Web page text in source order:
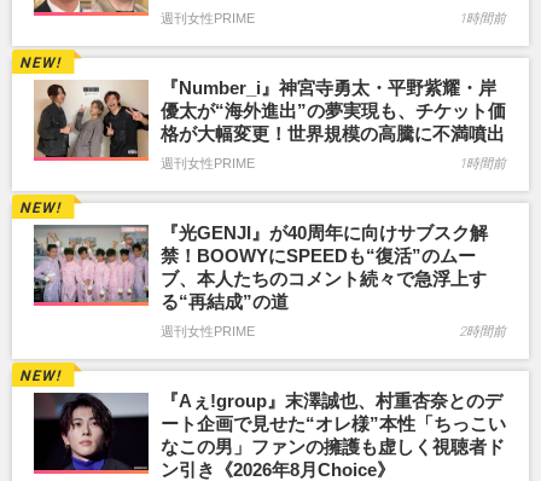
週刊女性PRIME 1時間前
『Number_i』神宮寺勇太・平野紫耀・岸
優太が“海外進出”の夢実現も、チケット価
格が大幅変更！世界規模の高騰に不満噴出
週刊女性PRIME 1時間前
『光GENJI』が40周年に向けサブスク解
禁！BOOWYにSPEEDも“復活”のムー
ブ、本人たちのコメント続々で急浮上す
る“再結成”の道
週刊女性PRIME 2時間前
『Aぇ!group』末澤誠也、村重杏奈とのデ
ート企画で見せた“オレ様”本性「ちっこい
なこの男」ファンの擁護も虚しく視聴者ド
ン引き《2026年8月Choice》